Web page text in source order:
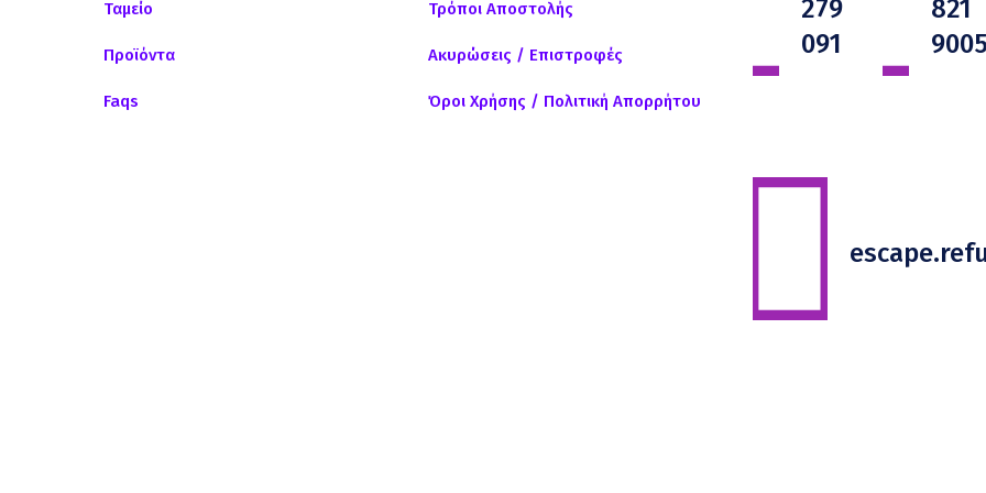
Ταμείο
Προϊόντα
Faqs
Τρόποι Αποστολής
Ακυρώσεις / Επιστροφές
Όροι Χρήσης / Πολιτική Απορρήτου
279
091
821
9005